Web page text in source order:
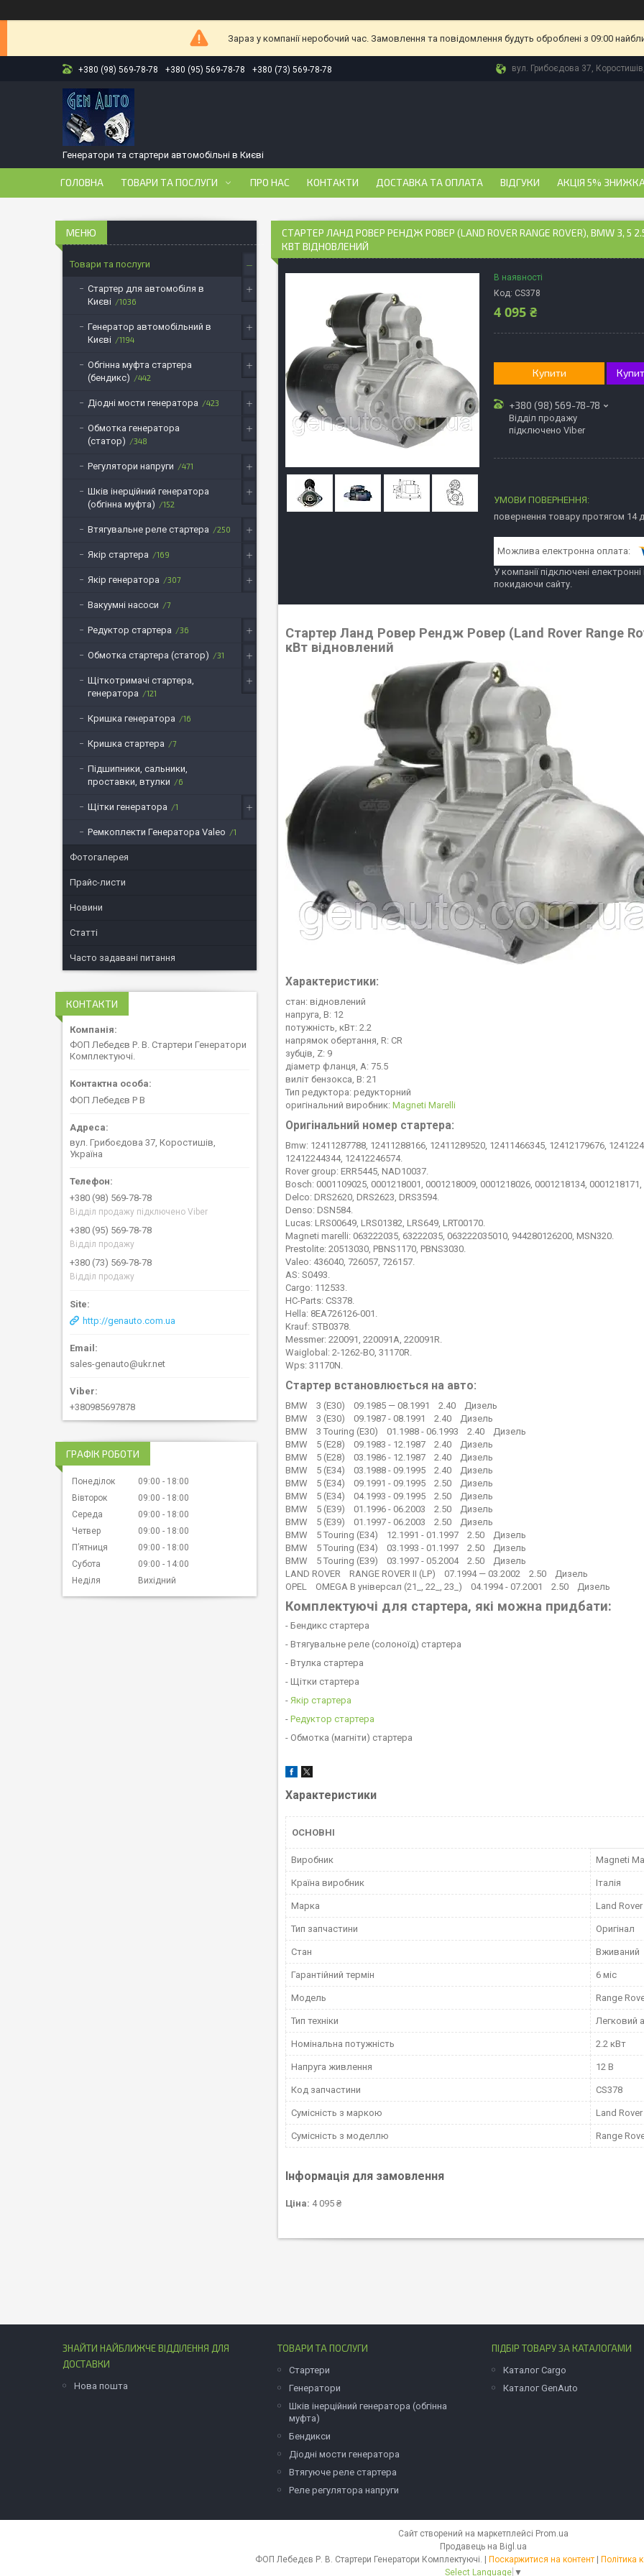
Зараз у компанії неробочий час. Замовлення та повідомлення будуть оброблені з 09:00
+380 (98) 569-78-78 +380 (95) 569-78-78 +380 (73) 569-78-78 вул. Грибоєдова 37,
Генератори та стартери автомобільні в Києві
ГОЛОВНА ТОВАРИ ТА ПОСЛУГИ ПРО НАС КОНТАКТИ ДОСТАВКА ТА ОПЛАТА ВІДГУКИ АКЦІЯ 5%
СТАРТЕР ЛАНД РОВЕР РЕНДЖ РОВЕР (LAND ROVER RANGE ROVER), BMW 3, 5
КВТ ВІДНОВЛЕНИЙ
В наявності
Код: CS378
4 095 ₴
Купити
+380 (98) 569-78-78
Відділ продажу
підключено Viber
повернення товару протягом 14
У компанії підключені
покидаючи сайту.
Стартер Ланд Ровер Рендж Ровер (Land Rover Range
кВт відновлений
Характеристики:
стан: відновлений
напруга, В: 12
потужність, кВт: 2.2
напрямок обертання, R: CR
зубців, Z: 9
діаметр фланця, A: 75.5
виліт бензокса, B: 21
Тип редуктора: редукторний
оригінальний виробник: Magneti Marelli
Оригінальний номер стартера:
Bmw: 12411287788, 12411288166, 12411289520, 12411466345, 12412179676,
12412244344, 12412246574.
Rover group: ERR5445, NAD10037.
Bosch: 0001109025, 0001218001, 0001218009, 0001218026, 0001218134,
Delco: DRS2620, DRS2623, DRS3594.
Denso: DSN584.
Lucas: LRS00649, LRS01382, LRS649, LRT00170.
Magneti marelli: 063222035, 63222035, 063222035010, 944280126200, MSN320.
Prestolite: 20513030, PBNS1170, PBNS3030.
Valeo: 436040, 726057, 726157.
AS: S0493.
Cargo: 112533.
HC-Parts: CS378.
Hella: 8EA726126-001.
Krauf: STB0378.
Messmer: 220091, 220091A, 220091R.
Waiglobal: 2-1262-BO, 31170R.
Wps: 31170N.
Стартер встановлюється на авто:
BMW 3 (E30) 09.1985 — 08.1991 2.40 Дизель
BMW 3 (E30) 09.1987 - 08.1991 2.40 Дизель
BMW 3 Touring (E30) 01.1988 - 06.1993 2.40 Дизель
BMW 5 (E28) 09.1983 - 12.1987 2.40 Дизель
BMW 5 (E28) 03.1986 - 12.1987 2.40 Дизель
BMW 5 (E34) 03.1988 - 09.1995 2.40 Дизель
BMW 5 (E34) 09.1991 - 09.1995 2.50 Дизель
BMW 5 (E34) 04.1993 - 09.1995 2.50 Дизель
BMW 5 (E39) 01.1996 - 06.2003 2.50 Дизель
BMW 5 (E39) 01.1997 - 06.2003 2.50 Дизель
BMW 5 Touring (E34) 12.1991 - 01.1997 2.50 Дизель
BMW 5 Touring (E34) 03.1993 - 01.1997 2.50 Дизель
BMW 5 Touring (E39) 03.1997 - 05.2004 2.50 Дизель
LAND ROVER RANGE ROVER II (LP) 07.1994 — 03.2002 2.50 Дизель
OPEL OMEGA B універсал (21_, 22_, 23_) 04.1994 - 07.2001 2.50 Дизель
Комплектуючі для стартера, які можна придбати:
- Бендикс стартера
- Втягувальне реле (солоноїд) стартера
- Втулка стартера
- Щітки стартера
- Якір стартера
- Редуктор стартера
- Обмотка (магніти) стартера
Характеристики
ОСНОВНІ
Виробник Magneti
Країна виробник Італія
Марка Land Rover
Тип запчастини Оригінал
Стан Вживаний
Гарантійний термін 6 міс
Модель Range
Тип техніки Легковий
Номінальна потужність 2.2 кВт
Напруга живлення 12 В
Код запчастини CS378
Сумісність з маркою Land Rover
Сумісність з моделлю Range
Інформація для замовлення
Ціна: 4 095 ₴
Товари та послуги
Стартер для автомобіля в
Києві
1036
Генератор автомобільний в
Києві
1194
Обгінна муфта стартера
(бендикс)
442
Діодні мости генератора 423
Обмотка генератора
(статор)
348
Регулятори напруги 471
Шків інерційний генератора
(обгінна муфта)
152
Втягувальне реле стартера 250
Якір стартера 169
Якір генератора 307
Вакуумні насоси 7
Редуктор стартера 36
Обмотка стартера (статор) 31
Щіткотримачі стартера,
генератора
121
Кришка генератора 16
Кришка стартера 7
Підшипники, сальники,
проставки, втулки
6
Щітки генератора 1
Ремкоплекти Генератора Valeo 1
Фотогалерея
Прайс-листи
Новини
Статті
Часто задавані питання
КОНТАКТИ
ФОП Лебедєв Р. В. Стартери Генератори
Комплектуючі.
ФОП Лебедєв Р В
вул. Грибоєдова 37, Коростишів,
Україна
+380 (98) 569-78-78
Відділ продажу підключено Viber
+380 (95) 569-78-78
Відділ продажу
+380 (73) 569-78-78
Відділ продажу
http://genauto.com.ua
sales-genauto@ukr.net
+380985697878
ГРАФІК РОБОТИ
Понеділок 09:00
18:00
Вівторок
09:00
18:00
Середа
09:00
18:00
Четвер
09:00
18:00
Пʼятниця
09:00
18:00
Субота
09:00
14:00
Неділя
Вихідний
ЗНАЙТИ НАЙБЛИЖЧЕ ВІДДІЛЕННЯ ДЛЯ
ДОСТАВКИ
Нова пошта
ТОВАРИ ТА ПОСЛУГИ
Стартери
Генератори
Шків інерційний генератора (обгінна
муфта)
Бендикси
Діодні мости генератора
Втягуюче реле стартера
Реле регулятора напруги
ПІДБІР ТОВАРУ ЗА КАТАЛОГАМИ
Каталог Cargo
Каталог GenAuto
Сайт створений на маркетплейсі Prom.ua
Продавець на Bigl.ua
ФОП Лебедєв Р. В. Стартери Генератори Комплектуючі. | Поскаржитися на контент | Політика
Select Language ▼